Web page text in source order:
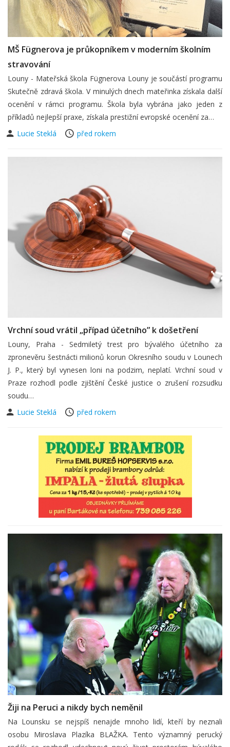
MŠ Fügnerova je průkopníkem v moderním školním
stravování
Louny - Mateřská škola Fügnerova Louny je součástí programu
Skutečně zdravá škola. V minulých dnech mateřinka získala další
ocenění v rámci programu. Škola byla vybrána jako jeden z
příkladů nejlepší praxe, získala prestižní evropské ocenění za…
Lucie Steklá
před rokem
Vrchní soud vrátil „případ účetního” k došetření
Louny, Praha - Sedmiletý trest pro bývalého účetního za
zpronevěru šestnácti milionů korun Okresního soudu v Lounech
J. P., který byl vynesen loni na podzim, neplatí. Vrchní soud v
Praze rozhodl podle zjištění České justice o zrušení rozsudku
soudu…
Lucie Steklá
před rokem
Žiji na Peruci a nikdy bych neměnil
Na Lounsku se nejspíš nenajde mnoho lidí, kteří by neznali
osobu Miroslava Plazíka BLAŽKA. Tento významný perucký